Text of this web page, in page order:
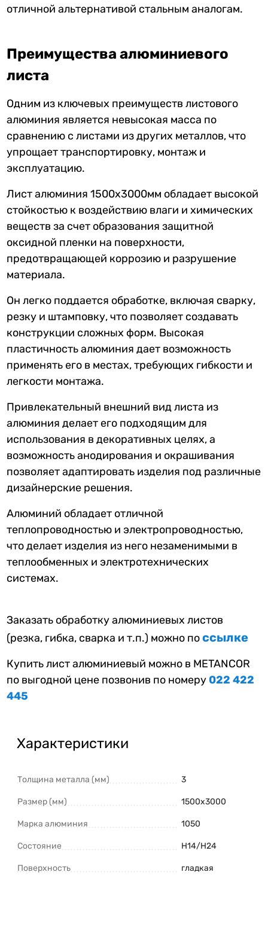
отличной альтернативой стальным аналогам.
Преимущества алюминиевого
листа
Одним из ключевых преимуществ листового
алюминия является невысокая масса по
сравнению с листами из других металлов, что
упрощает транспортировку, монтаж и
эксплуатацию.
Лист алюминия 1500х3000мм обладает высокой
стойкостью к воздействию влаги и химических
веществ за счет образования защитной
оксидной пленки на поверхности,
предотвращающей коррозию и разрушение
материала.
Он легко поддается обработке, включая сварку,
резку и штамповку, что позволяет создавать
конструкции сложных форм. Высокая
пластичность алюминия дает возможность
применять его в местах, требующих гибкости и
легкости монтажа.
Привлекательный внешний вид листа из
алюминия делает его подходящим для
использования в декоративных целях, а
возможность анодирования и окрашивания
позволяет адаптировать изделия под различные
дизайнерские решения.
Алюминий обладает отличной
теплопроводностью и электропроводностью,
что делает изделия из него незаменимыми в
теплообменных и электротехнических
системах.
Заказать обработку алюминиевых листов
(резка, гибка, сварка и т.п.) можно поссылке
Купить лист алюминиевый можно в METANCOR
по выгодной цене позвонив по номеру 022 422
445
Характеристики
Толщина металла (мм) 3
Размер (мм) 1500х3000
Марка алюминия 1050
Состояние H14/Н24
Поверхность гладкая